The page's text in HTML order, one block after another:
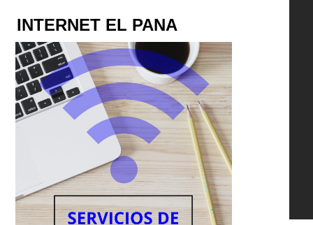
INTERNET EL PANA